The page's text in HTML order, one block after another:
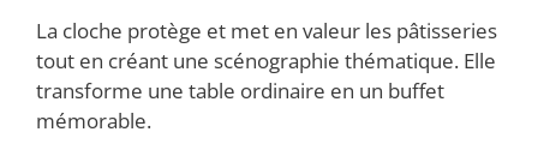
La cloche protège et met en valeur les pâtisseries
tout en créant une scénographie thématique. Elle
transforme une table ordinaire en un buffet
mémorable.